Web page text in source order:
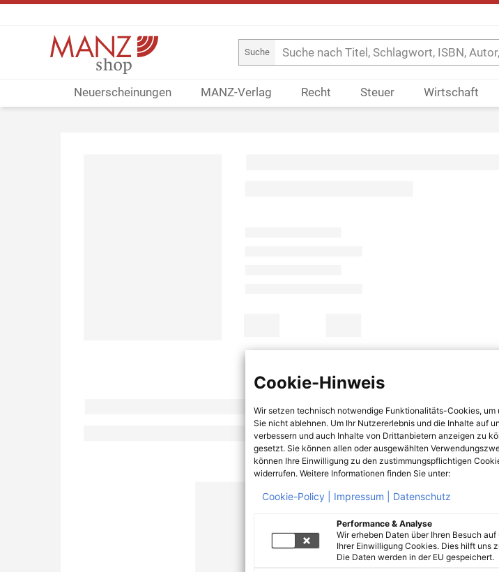
Suche
Neuerscheinungen MANZ-Verlag Recht Steuer Wirtschaft
Cookie-Hinweis
Wir setzen technisch notwendige Funktionalitäts-Cookies,
Sie nicht ablehnen. Um Ihr Nutzererlebnis und die Inhalte auf
verbessern und auch Inhalte von Drittanbietern anzeigen zu
gesetzt. Sie können allen oder ausgewählten
können Ihre Einwilligung zu den zustimmungspflichtigen
widerrufen. Weitere Informationen finden Sie unter:
Cookie-Policy | Impressum | Datenschutz
Performance & Analyse
Wir erheben Daten über Ihren Besuch
Ihrer Einwilligung Cookies. Dies hilft uns
Die Daten werden in der EU gespeichert.